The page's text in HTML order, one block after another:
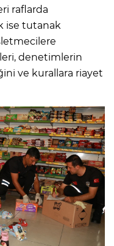
raflarda
ise tutanak
denetimlerin
ve kurallara riayet